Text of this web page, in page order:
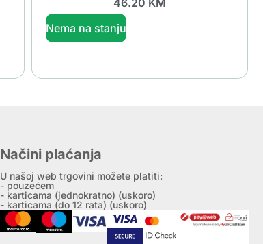
Nema na stanju
Načini plaćanja
U našoj web trgovini možete platiti:
- pouzećem
- karticama (jednokratno) (uskoro)
- karticama (do 12 rata) (uskoro)